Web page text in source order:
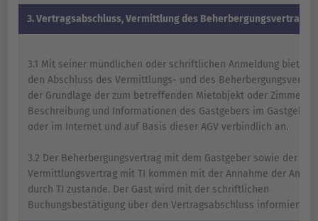
3. Vertragsabschluss, Vermittlung des Beherbergungsvertrages
3.1 Mit seiner mündlichen oder schriftlichen Anmeldung bietet
den Abschluss des Vermittlungs- und des
der Grundlage der zum betreffenden Mietobjekt oder Zimmer
Beschreibung und Informationen des Gastgebers im
oder im Internet und auf Basis dieser AGV verbindlich an.
3.2 Der Beherbergungsvertrag mit dem Gastgeber sowie der
Vermittlungsvertrag mit TI kommen mit der Annahme der
durch TI zustande. Der Gast wird mit der schriftlichen
Buchungsbestätigung über den Vertragsabschluss informiert.